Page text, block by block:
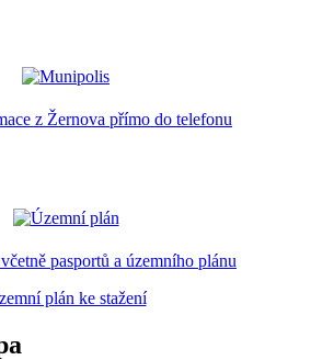
z Žernova přímo do telefonu
pasportů a územního plánu
plán ke stažení